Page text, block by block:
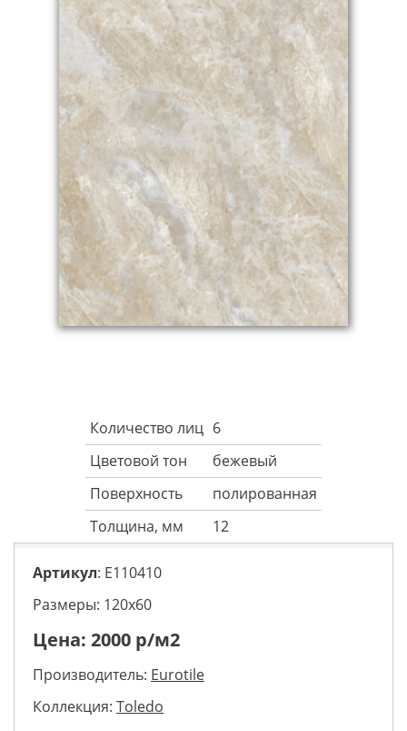
Количество лиц 6
Цветовой тон
бежевый
Поверхность
полированная
Толщина, мм
12
Артикул: E110410
Размеры: 120х60
Цена: 2000 р/м2
Производитель: Eurotile
Коллекция: Toledo